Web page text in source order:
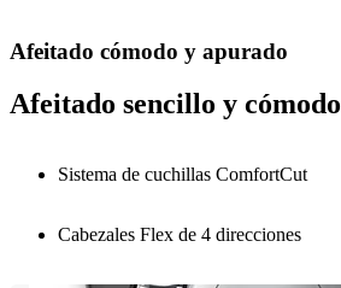
Afeitado cómodo y apurado
Afeitado sencillo y cómodo
Sistema de cuchillas ComfortCut
Cabezales Flex de 4 direcciones